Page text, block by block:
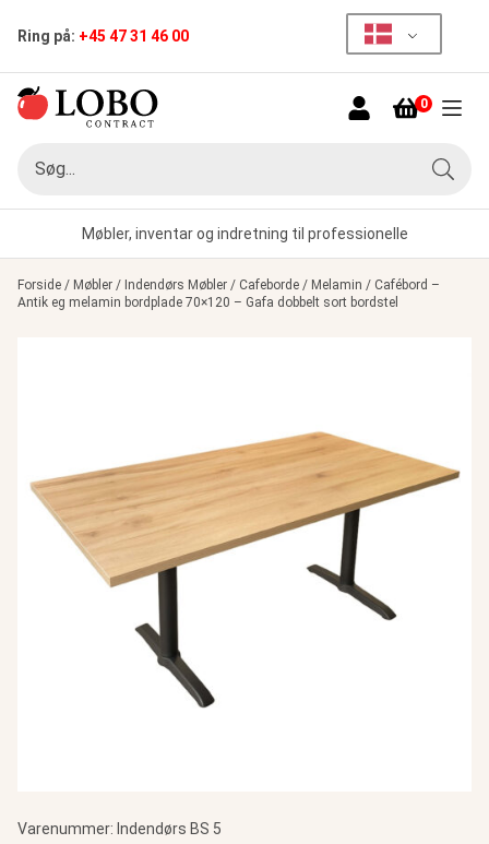
Ring på: +45 47 31 46 00
0
Menu
Søg
Møbler, inventar og indretning til professionelle
Forside / Møbler / Indendørs Møbler / Cafeborde / Melamin / Cafébord –
Antik eg melamin bordplade 70×120 – Gafa dobbelt sort bordstel
Varenummer: Indendørs BS 5